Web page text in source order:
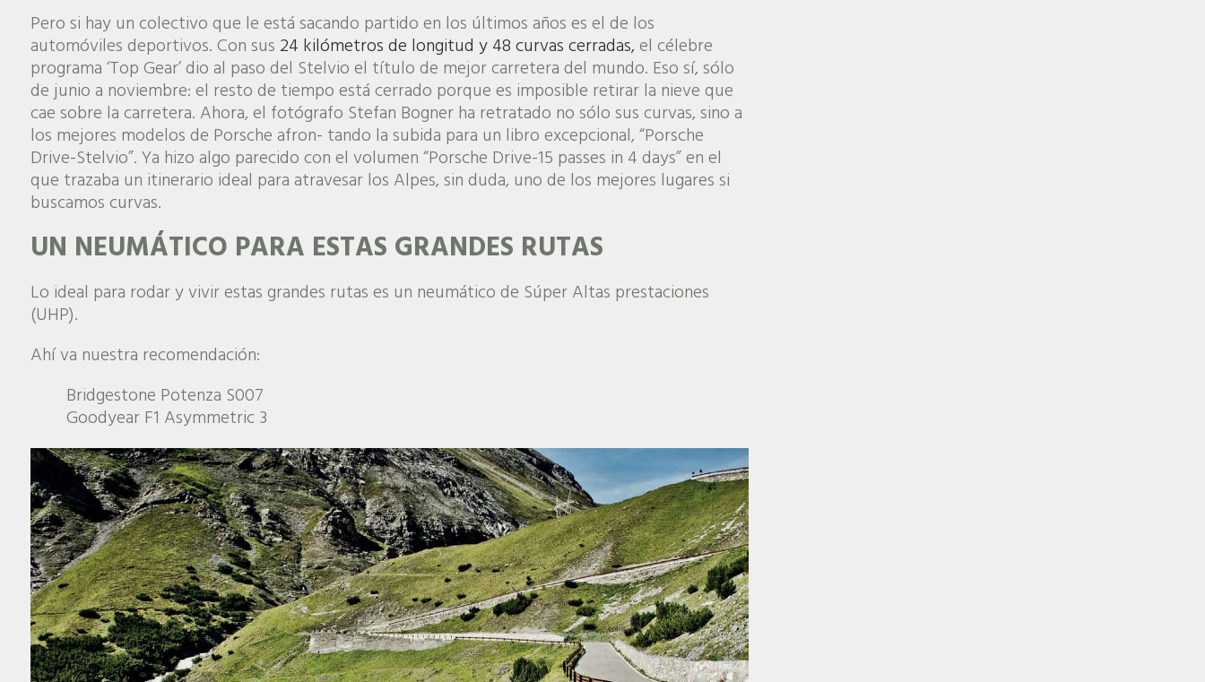
Pero si hay un colectivo que le está sacando partido en los últimos años es el de los
automóviles deportivos. Con sus 24 kilómetros de longitud y 48 curvas cerradas,el célebre
programa ‘Top Gear’ dio al paso del Stelvio el título de mejor carretera del mundo. Eso sí, sólo
de junio a noviembre: el resto de tiempo está cerrado porque es imposible retirar la nieve que
cae sobre la carretera. Ahora, el fotógrafo Stefan Bogner ha retratado no sólo sus curvas, sino a
los mejores modelos de Porsche afron- tando la subida para un libro excepcional, “Porsche
Drive-Stelvio”. Ya hizo algo parecido con el volumen “Porsche Drive-15 passes in 4 days” en el
que trazaba un itinerario ideal para atravesar los Alpes, sin duda, uno de los mejores lugares si
buscamos curvas.
UN NEUMÁTICO PARA ESTAS GRANDES RUTAS
Lo ideal para rodar y vivir estas grandes rutas es un neumático de Súper Altas prestaciones
(UHP).
Ahí va nuestra recomendación:
Bridgestone Potenza S007
Goodyear F1 Asymmetric 3